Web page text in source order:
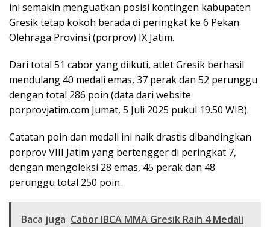
ini semakin menguatkan posisi kontingen kabupaten
Gresik tetap kokoh berada di peringkat ke 6 Pekan
Olehraga Provinsi (porprov) IX Jatim.
Dari total 51 cabor yang diikuti, atlet Gresik berhasil
mendulang 40 medali emas, 37 perak dan 52 perunggu
dengan total 286 poin (data dari website
porprovjatim.com Jumat, 5 Juli 2025 pukul 19.50 WIB).
Catatan poin dan medali ini naik drastis dibandingkan
porprov VIII Jatim yang bertengger di peringkat 7,
dengan mengoleksi 28 emas, 45 perak dan 48
perunggu total 250 poin.
Baca juga Cabor IBCA MMA Gresik Raih 4 Medali